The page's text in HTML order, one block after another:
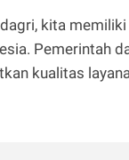
kita
Pemerintah
kualitas